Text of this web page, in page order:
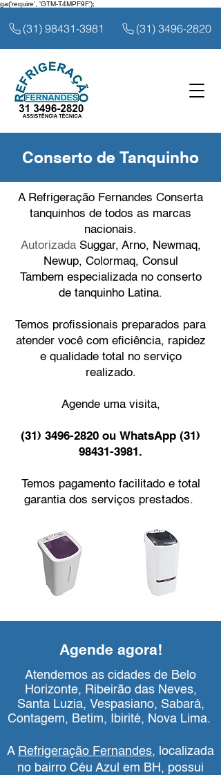
ga('require', 'GTM-T4MPF9F');
(31) 98431-3981 (31) 3496-2820
Conserto de Tanquinho
A Refrigeração Fernandes Conserta
tanquinhos de todos as marcas
nacionais.
Autorizada Suggar, Arno, Newmaq,
Newup, Colormaq, Consul
Tambem especializada no conserto
de tanquinho Latina.
Temos profissionais preparados para
atender você com eficiência, rapidez
e qualidade total no serviço
realizado.
Agende uma visita,
(31) 3496-2820 ou WhatsApp (31)
98431-3981 .
Temos pagamento facilitado e total
garantia dos serviços prestados.
Agende agora!
Atendemos as cidades de Belo
Horizonte, Ribeirão das Neves,
Santa Luzia, Vespasiano, Sabará,
Contagem, Betim, Ibirité, Nova Lima.
A Refrigeração Fernandes, localizada
no bairro Céu Azul em BH, possui